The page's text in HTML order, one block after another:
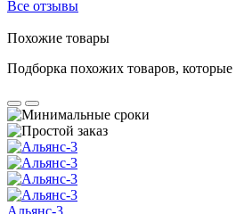
Все отзывы
Похожие товары
Подборка похожих товаров, которые
Альянс-3